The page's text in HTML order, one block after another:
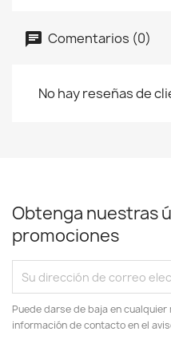
Comentarios (0)
No hay reseñas de
Obtenga nuestras
promociones
Puede darse de baja en
información de contacto en el